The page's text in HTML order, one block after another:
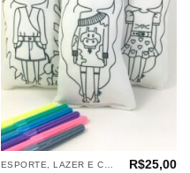
meus
desejos
ESPORTE, LAZER E CIA (TECIDOS) R$25,00